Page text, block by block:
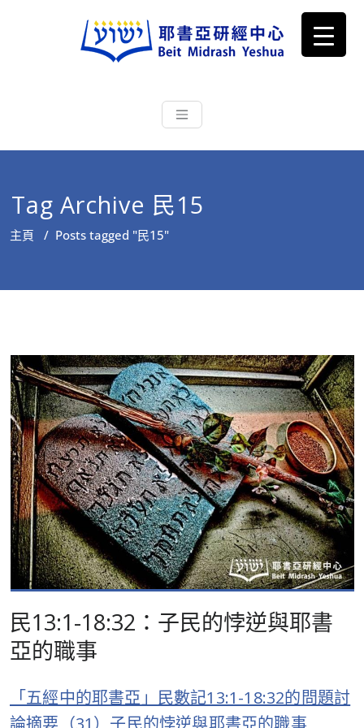
耶書亞研經中心
根源明白聖經，成為更好的門徒
Tag Archive 民15
主頁 / Posts tagged "民15"
民13:1-18:32：子民的悖逆與耶書
亞的職事
「五經中的耶書亞」民數記13:1-18:32的問題討
論摘要（31）子民的悖逆與耶書亞的職事